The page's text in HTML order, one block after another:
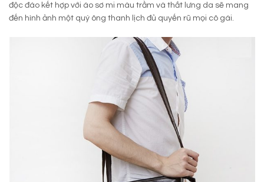
độc đáo kết hợp với áo sơ mi màu trầm và thắt lưng da sẽ mang
đến hình ảnh một quý ông thanh lịch đủ quyến rũ mọi cô gái.